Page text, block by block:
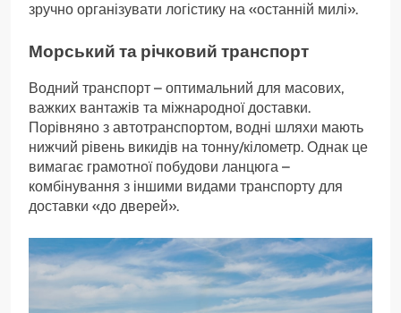
зручно організувати логістику на «останній милі».
Морський та річковий транспорт
Водний транспорт – оптимальний для масових,
важких вантажів та міжнародної доставки.
Порівняно з автотранспортом, водні шляхи мають
нижчий рівень викидів на тонну/кілометр. Однак це
вимагає грамотної побудови ланцюга –
комбінування з іншими видами транспорту для
доставки «до дверей».